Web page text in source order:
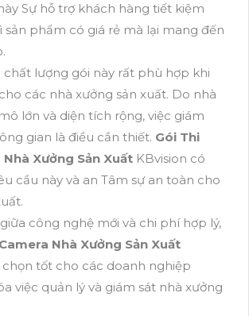
Sự hỗ trợ khách hàng tiết kiệm
sản phẩm có giá rẻ mà lại mang đến
chất lượng gói này rất phù hợp khi
các nhà xưởng sản xuất. Do nhà
lớn và diện tích rộng, việc giám
gian là điều cần thiết. Gói Thi
Xưởng Sản Xuất KBvision có
cầu này và an Tâm sự an toàn cho
công nghệ mới và chi phí hợp lý,
Nhà Xưởng Sản Xuất
chọn tốt cho các doanh nghiệp
việc quản lý và giám sát nhà xưởng